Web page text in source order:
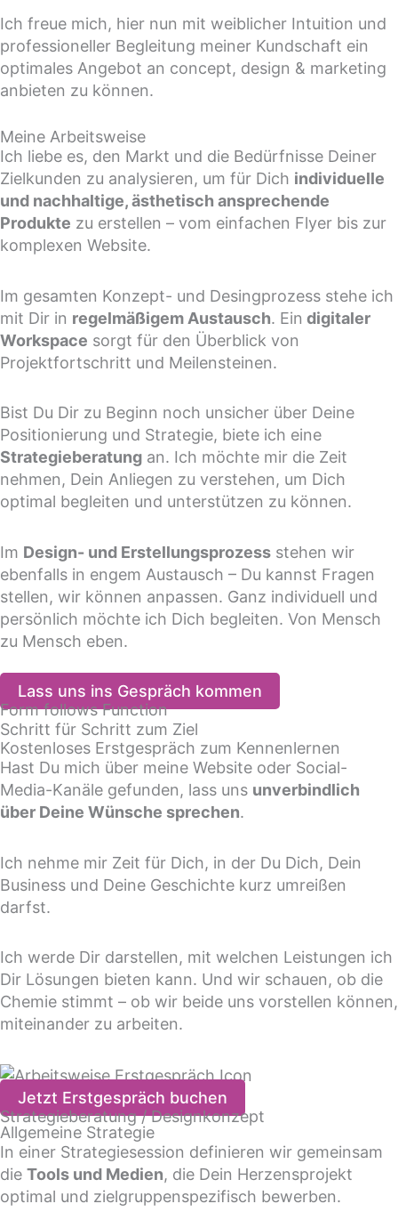
Ich freue mich, hier nun mit weiblicher Intuition und
professioneller Begleitung meiner Kundschaft ein
optimales Angebot an concept, design & marketing
anbieten zu können.
Meine Arbeitsweise
Ich liebe es, den Markt und die Bedürfnisse Deiner
Zielkunden zu analysieren, um für Dich individuelle
und nachhaltige, ästhetisch ansprechende
Produkte zu erstellen – vom einfachen Flyer bis zur
komplexen Website.
Im gesamten Konzept- und Desingprozess stehe ich
mit Dir in regelmäßigem Austausch. Ein digitaler
Workspace sorgt für den Überblick von
Projektfortschritt und Meilensteinen.
Bist Du Dir zu Beginn noch unsicher über Deine
Positionierung und Strategie, biete ich eine
Strategieberatung an. Ich möchte mir die Zeit
nehmen, Dein Anliegen zu verstehen, um Dich
optimal begleiten und unterstützen zu können.
Im Design- und Erstellungsprozess stehen wir
ebenfalls in engem Austausch – Du kannst Fragen
stellen, wir können anpassen. Ganz individuell und
persönlich möchte ich Dich begleiten. Von Mensch
zu Mensch eben.
Lass uns ins Gespräch kommen
Form follows Function
Schritt für Schritt zum Ziel
Kostenloses Erstgespräch zum Kennenlernen
Hast Du mich über meine Website oder Social-
Media-Kanäle gefunden, lass uns unverbindlich
über Deine Wünsche sprechen.
Ich nehme mir Zeit für Dich, in der Du Dich, Dein
Business und Deine Geschichte kurz umreißen
darfst.
Ich werde Dir darstellen, mit welchen Leistungen ich
Dir Lösungen bieten kann. Und wir schauen, ob die
Chemie stimmt – ob wir beide uns vorstellen können,
miteinander zu arbeiten.
Jetzt Erstgespräch buchen
Strategieberatung / Designkonzept
Allgemeine Strategie
In einer Strategiesession definieren wir gemeinsam
die Tools und Medien, die Dein Herzensprojekt
optimal und zielgruppenspezifisch bewerben.